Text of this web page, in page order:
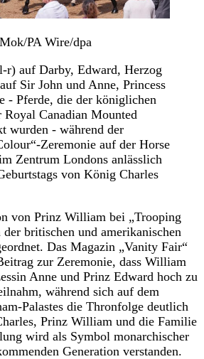
PA Wire/dpa
auf Darby, Edward, Herzog
Sir John und Anne, Princess
- Pferde, die der königlichen
Canadian Mounted
wurden - während der
Zeremonie auf der Horse
Zentrum Londons anlässlich
von König Charles
von Prinz William bei „Trooping
britischen und amerikanischen
Das Magazin „Vanity Fair“
zur Zeremonie, dass William
Anne und Prinz Edward hoch zu
während sich auf dem
Palastes die Thronfolge deutlich
Prinz William und die Familie
wird als Symbol monarchischer
Generation verstanden.